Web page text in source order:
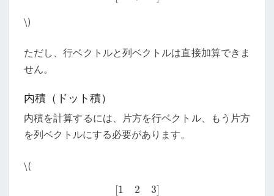
\)
ただし、行ベクトルと列ベクトルは直接加算できま
せん。
内積（ドット積）
内積を計算するには、片方を行ベクトル、もう片方
を列ベクトルにする必要があります。
\(
2